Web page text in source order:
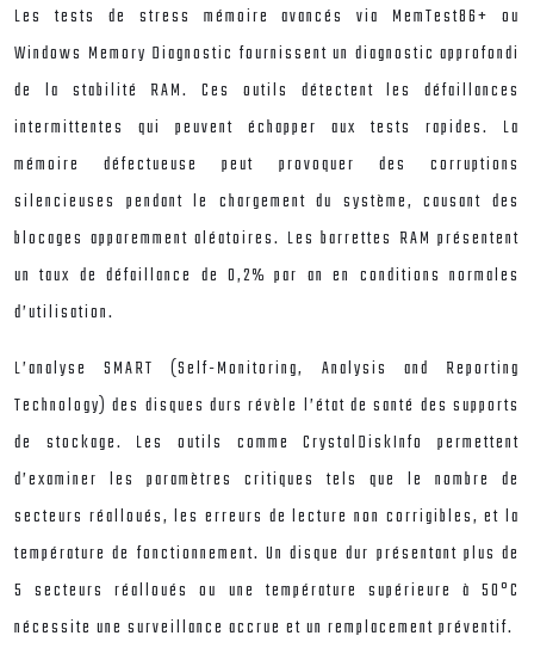
Les tests de stress mémoire avancés via MemTest86+ ou
Windows Memory Diagnostic fournissent un diagnostic approfondi
de la stabilité RAM. Ces outils détectent les défaillances
intermittentes qui peuvent échapper aux tests rapides. La
mémoire défectueuse peut provoquer des corruptions
silencieuses pendant le chargement du système, causant des
blocages apparemment aléatoires. Les barrettes RAM présentent
un taux de défaillance de 0,2% par an en conditions normales
d’utilisation.
L’analyse SMART (Self-Monitoring, Analysis and Reporting
Technology) des disques durs révèle l’état de santé des supports
de stockage. Les outils comme CrystalDiskInfo permettent
d’examiner les paramètres critiques tels que le nombre de
secteurs réalloués, les erreurs de lecture non corrigibles, et la
température de fonctionnement. Un disque dur présentant plus de
5 secteurs réalloués ou une température supérieure à 50°C
nécessite une surveillance accrue et un remplacement préventif.